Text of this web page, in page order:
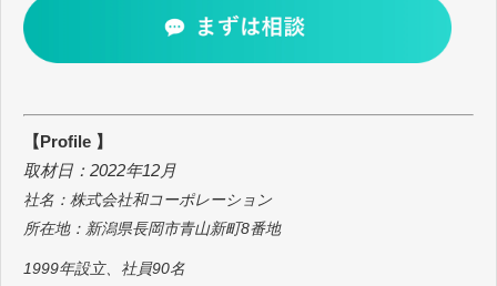
【Profile 】
取材日：2022年12月
社名：株式会社和コーポレーション
所在地：新潟県長岡市青山新町8番地
1999年設立、社員90名